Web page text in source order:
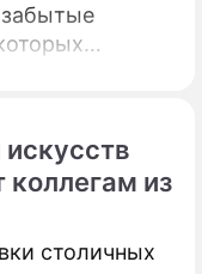
забытые
из
столичных